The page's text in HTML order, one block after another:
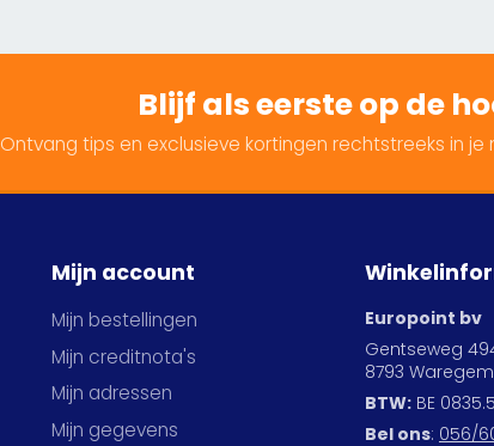
Blijf als eerste op de
Ontvang tips en exclusieve kortingen rechtstreeks in je
Mijn account
Mijn bestellingen
Mijn creditnota's
Mijn adressen
Mijn gegevens
Europoint bv
Gentseweg
8793 Waregem
BTW: BE
Bel ons: 056/